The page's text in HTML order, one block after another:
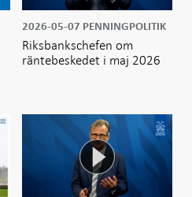
2026-05-07 PENNINGPOLITIK
Riksbankschefen om
räntebeskedet i maj 2026